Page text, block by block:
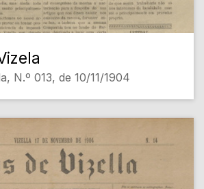
N.º 013, de 10/11/1904